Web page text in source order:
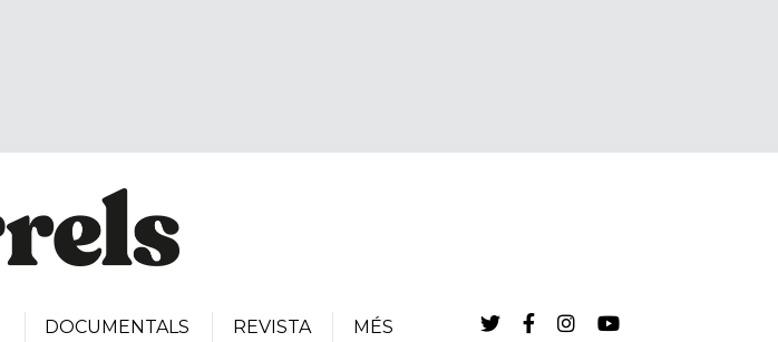
DOCUMENTALS REVISTA MÉS